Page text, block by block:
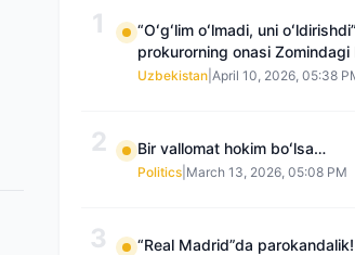
1
“Oʻgʻlim oʻlmadi, uni
prokurorning onasi Zomindagi
boʻyicha qayta tergov talab
Uzbekistan April 10, 2026, 05:38
2 Bir vallomat hokim boʻlsa…
Politics March 13, 2026, 05:08 PM
3
“Real Madrid”da